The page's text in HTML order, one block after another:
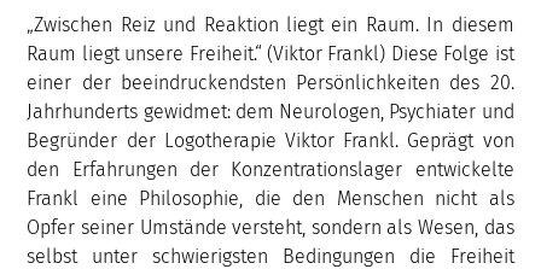
„Zwischen Reiz und Reaktion liegt ein Raum. In diesem
Raum liegt unsere Freiheit.“ (Viktor Frankl) Diese Folge ist
einer der beeindruckendsten Persönlichkeiten des 20.
Jahrhunderts gewidmet: dem Neurologen, Psychiater und
Begründer der Logotherapie Viktor Frankl. Geprägt von
den Erfahrungen der Konzentrationslager entwickelte
Frankl eine Philosophie, die den Menschen nicht als
Opfer seiner Umstände versteht, sondern als Wesen, das
selbst unter schwierigsten Bedingungen die Freiheit